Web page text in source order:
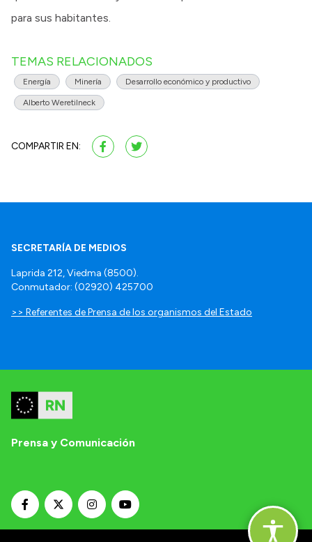
para sus habitantes.
TEMAS RELACIONADOS
Energía Minería Desarrollo económico y productivo
Alberto Weretilneck
COMPARTIR EN:
SECRETARÍA DE MEDIOS
Laprida 212, Viedma (8500).
Conmutador: (02920) 425700
>> Referentes de Prensa de los organismos del Estado
Prensa y Comunicación